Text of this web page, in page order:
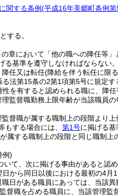
関する条例(平成16年美郷町条例第
する。
章において「他の職への降任等」
基準を遵守しなければならない。
任又は転任(降給を伴う転任に限
法第15条の2第1項第5号に規定す
を有すると認められる職に、降任
監督職勤務上限年齢が当該職員
督職が属する職制上の段階より
もする場合には、 第1号に掲げる
する職制上の段階と同じ職制
例)
て、次に掲げる事由があると認
から同日以後における最初の4月
日がある職員にあっては、当該
督職を占める職員に、当該管理監